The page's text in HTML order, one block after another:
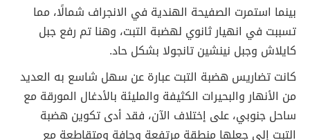
بينما استمرت الصفيحة الهندية في الانجراف شمالًا، مما
تسببت في انهيار ثانوي لهضبة التبت، وهنا تم رفع جبل
كايلاش وجبل نينشين تانجولا بشكل حاد.
كانت تضاريس هضبة التبت عبارة عن سهل شاسع به العديد
من الأنهار والبحيرات الكثيفة والمليئة بالأدغال المورقة مع
ساحل جنوبي، على إختلاف الآن، فقد أدى تكوين هضبة
التبت إلى جعلها منطقة مرتفعة وجافة ومتقاطعة مع